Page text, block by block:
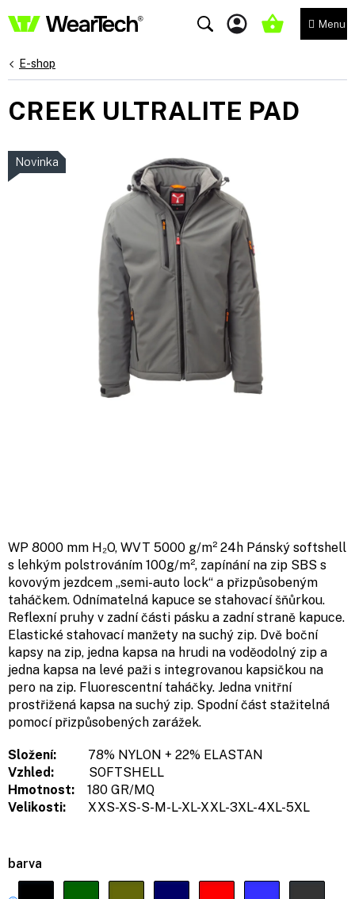
na
NÁKUPNÍ
E-shop
CREEK ULTRALITE PAD
Novinka
barva
WP 8000 mm H₂O, WVT 5000 g/m² 24h Pánský softshell
s lehkým polstrováním 100g/m², zapínání na zip SBS s
kovovým jezdcem „semi-auto lock“ a přizpůsobeným
taháčkem. Odnímatelná kapuce se stahovací šňůrkou.
Reflexní pruhy v zadní části pásku a zadní straně kapuce.
Elastické stahovací manžety na suchý zip. Dvě boční
kapsy na zip, jedna kapsa na hrudi na voděodolný zip a
jedna kapsa na levé paži s integrovanou kapsičkou na
pero na zip. Fluorescentní taháčky. Jedna vnitřní
prostřižená kapsa na suchý zip. Spodní část stažitelná
pomocí přizpůsobených zarážek.
Složení:
78% NYLON + 22% ELASTAN
Vzhled:
SOFTSHELL
Hmotnost: 180 GR/MQ
Velikosti:
XXS-XS-S-M-L-XL-XXL-3XL-4XL-5XL